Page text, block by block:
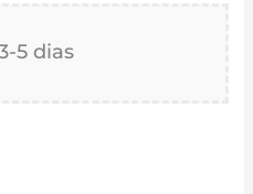
5 dias